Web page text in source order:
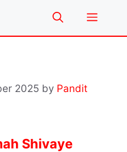
Menu
2025 by Pandit
Shivaye